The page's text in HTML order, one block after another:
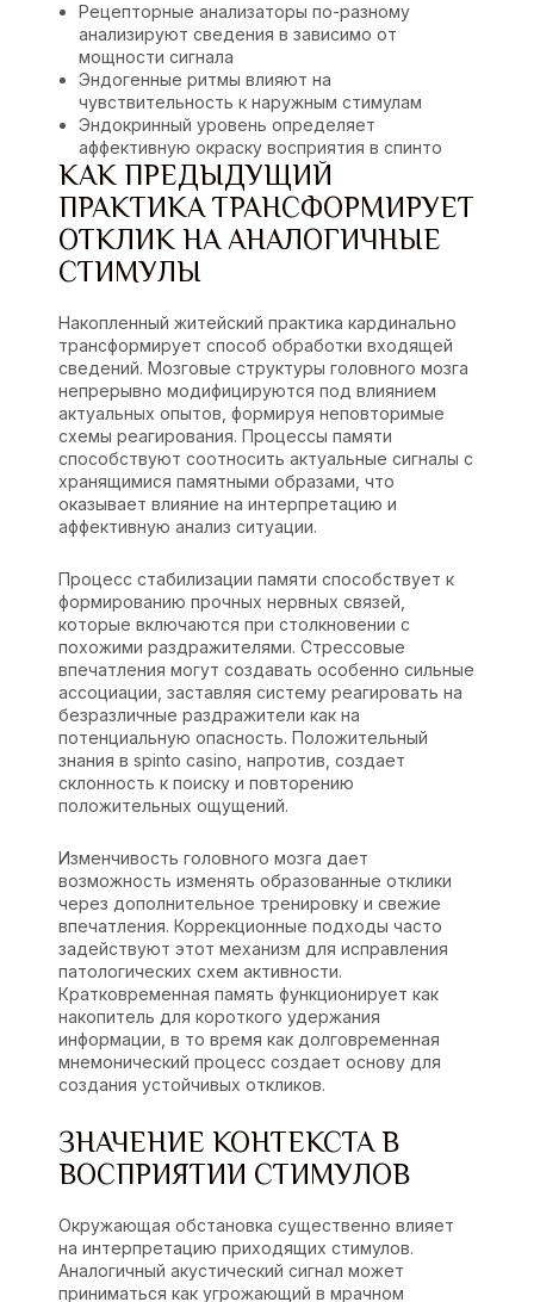
Рецепторные анализаторы по-разному
анализируют сведения в зависимо от
мощности сигнала
Эндогенные ритмы влияют на
чувствительность к наружным стимулам
Эндокринный уровень определяет
аффективную окраску восприятия в спинто
КАК ПРЕДЫДУЩИЙ
ПРАКТИКА ТРАНСФОРМИРУЕТ
ОТКЛИК НА АНАЛОГИЧНЫЕ
СТИМУЛЫ
Накопленный житейский практика кардинально
трансформирует способ обработки входящей
сведений. Мозговые структуры головного мозга
непрерывно модифицируются под влиянием
актуальных опытов, формируя неповторимые
схемы реагирования. Процессы памяти
способствуют соотносить актуальные сигналы с
хранящимися памятными образами, что
оказывает влияние на интерпретацию и
аффективную анализ ситуации.
Процесс стабилизации памяти способствует к
формированию прочных нервных связей,
которые включаются при столкновении с
похожими раздражителями. Стрессовые
впечатления могут создавать особенно сильные
ассоциации, заставляя систему реагировать на
безразличные раздражители как на
потенциальную опасность. Положительный
знания в spinto casino, напротив, создает
склонность к поиску и повторению
положительных ощущений.
Изменчивость головного мозга дает
возможность изменять образованные отклики
через дополнительное тренировку и свежие
впечатления. Коррекционные подходы часто
задействуют этот механизм для исправления
патологических схем активности.
Кратковременная память функционирует как
накопитель для короткого удержания
информации, в то время как долговременная
мнемонический процесс создает основу для
создания устойчивых откликов.
ЗНАЧЕНИЕ КОНТЕКСТА В
ВОСПРИЯТИИ СТИМУЛОВ
Окружающая обстановка существенно влияет
на интерпретацию приходящих стимулов.
Аналогичный акустический сигнал может
приниматься как угрожающий в мрачном